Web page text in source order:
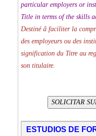
particular employers or
Title in terms of the skills
Destiné â faciliter la
des employeurs ou des
signification du Titre au
son titulaire.
ESTUDIOS DE